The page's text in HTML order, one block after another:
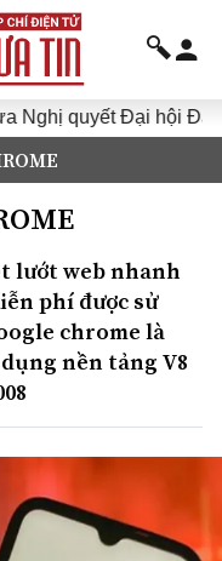
Đảng XIV vào cuộc
lướt web nhanh
phí được sử
chrome là
nền tảng V8